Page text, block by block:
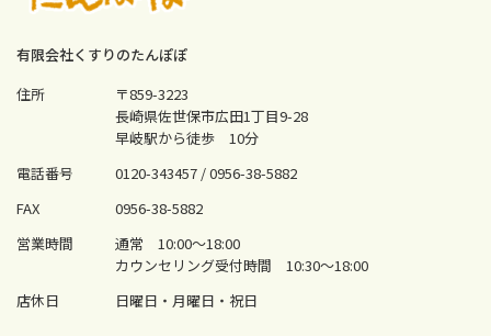
有限会社くすりのたんぽぽ
住所
〒859-3223
長崎県佐世保市広田1丁目9-28
早岐駅から徒歩 10分
電話番号
0120-343457 /0956-38-5882
FAX
0956-38-5882
営業時間
通常 10:00〜18:00
カウンセリング受付時間 10:30〜18:00
店休日
日曜日・月曜日・祝日